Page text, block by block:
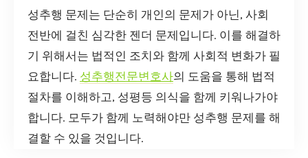
성추행 문제는 단순히 개인의 문제가 아닌, 사회
전반에 걸친 심각한 젠더 문제입니다. 이를 해결하
기 위해서는 법적인 조치와 함께 사회적 변화가 필
요합니다. 성추행전문변호사의 도움을 통해 법적
절차를 이해하고, 성평등 의식을 함께 키워나가야
합니다. 모두가 함께 노력해야만 성추행 문제를 해
결할 수 있을 것입니다.